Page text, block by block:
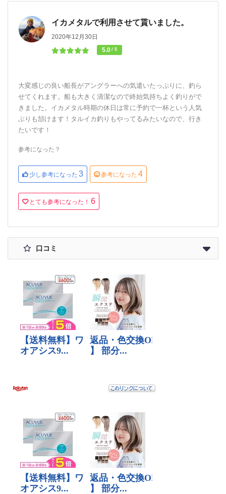
イカメタルで利用させて貰いました。
2020年12月30日
5.0 / 5
大変感じの良い船長がアングラーへの気遣いたっぷりに、釣ら
せてくれます。船も大きく清潔なので終始気持ちよく釣りがで
きました。イカメタル時期の休日は常に予約で一杯という人気
ぶりも頷けます！タルイカ釣りもやってるみたいなので、行き
たいです！
参考になった？
少し参考になった 3 参考になった 4
とても参考になった！ 6
口コミ